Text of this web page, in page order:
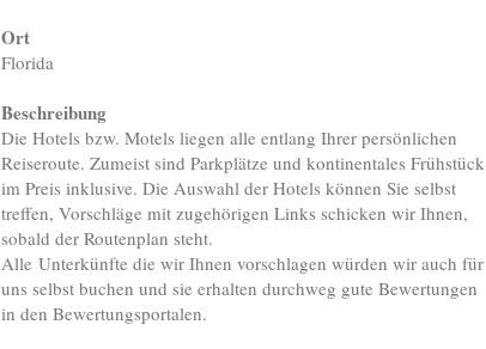
Ort
Florida
Beschreibung
Die Hotels bzw. Motels liegen alle entlang Ihrer persönlichen
Reiseroute. Zumeist sind Parkplätze und kontinentales Frühstück
im Preis inklusive. Die Auswahl der Hotels können Sie selbst
treffen, Vorschläge mit zugehörigen Links schicken wir Ihnen,
sobald der Routenplan steht.
Alle Unterkünfte die wir Ihnen vorschlagen würden wir auch für
uns selbst buchen und sie erhalten durchweg gute Bewertungen
in den Bewertungsportalen.